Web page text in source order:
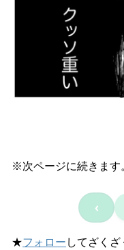
※次ページに続きます。
‹
★フォロー してざく